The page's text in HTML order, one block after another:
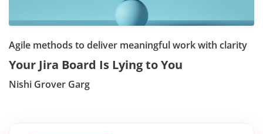
Agile methods to deliver meaningful work with clarity
Your Jira Board Is Lying to You
Nishi Grover Garg